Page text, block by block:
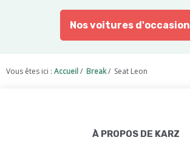
Nos voitures d'occasion
Vous êtes ici : Accueil/ Break/ Seat Leon
À PROPOS DE KARZ